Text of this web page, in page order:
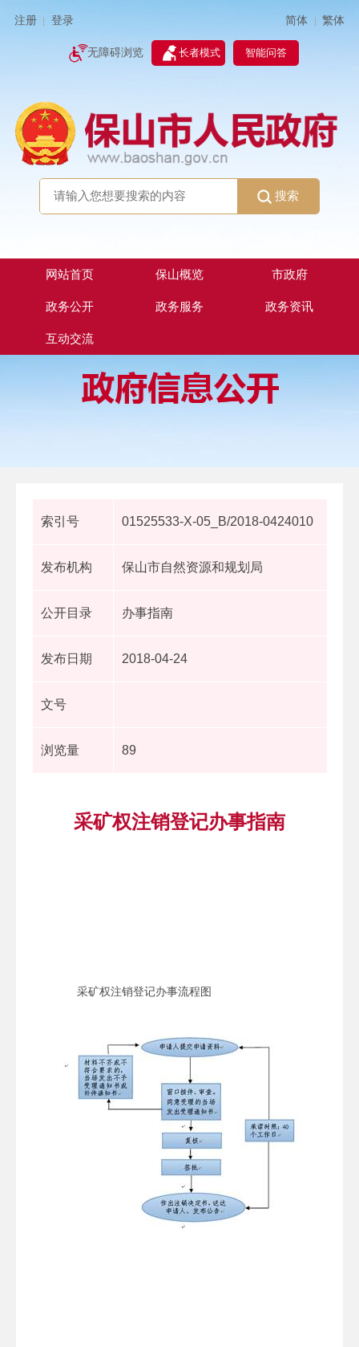
注册 登录 简体 | 繁体
无障碍浏览 长者模式 智能问答
搜索
网站首页 保山概览 市政府
政务公开 政务服务 政务资讯
互动交流
索引号 01525533-X-05_B/2018-0424010
发布机构 保山市自然资源和规划局
公开目录 办事指南
发布日期 2018-04-24
文号
浏览量 89
采矿权注销登记办事指南
采矿权注销登记办事流程图